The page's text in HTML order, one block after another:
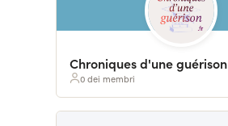
Chroniques d'une guérison
0 dei membri